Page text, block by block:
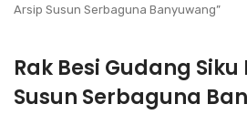
Arsip Susun Serbaguna Banyuwang”
Rak Besi Gudang
Susun Serbaguna